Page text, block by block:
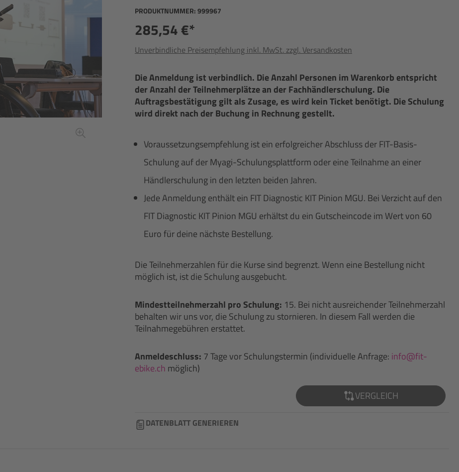
PRODUKTNUMMER:999967
285,54 €*
Unverbindliche Preisempfehlung inkl. MwSt. zzgl. Versandkosten
Die Anmeldung ist verbindlich. Die Anzahl Personen im Warenkorb entspricht
der Anzahl der Teilnehmerplätze an der Fachhändlerschulung. Die
Auftragsbestätigung gilt als Zusage, es wird kein Ticket benötigt. Die Schulung
wird direkt nach der Buchung in Rechnung gestellt.
Voraussetzungsempfehlung ist ein erfolgreicher Abschluss der FIT-Basis-
Schulung auf der Myagi-Schulungsplattform oder eine Teilnahme an einer
Händlerschulung in den letzten beiden Jahren.
Jede Anmeldung enthält ein FIT Diagnostic KIT Pinion MGU. Bei Verzicht auf den
FIT Diagnostic KIT Pinion MGU erhältst du ein Gutscheincode im Wert von 60
Euro für deine nächste Bestellung.
Die Teilnehmerzahlen für die Kurse sind begrenzt. Wenn eine Bestellung nicht
möglich ist, ist die Schulung ausgebucht.
Mindestteilnehmerzahl pro Schulung: 15. Bei nicht ausreichender Teilnehmerzahl
behalten wir uns vor, die Schulung zu stornieren. In diesem Fall werden die
Teilnahmegebühren erstattet.
Anmeldeschluss: 7 Tage vor Schulungstermin (individuelle Anfrage: info@fit-
ebike.ch möglich)
VERGLEICH
DATENBLATT GENERIEREN